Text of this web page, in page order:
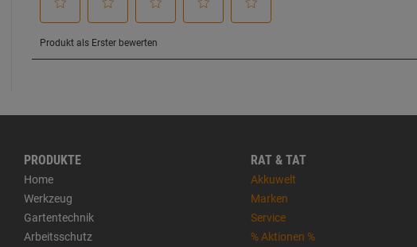
PRODUKTE
Home
Werkzeug
Gartentechnik
Arbeitsschutz
RAT & TAT
Akkuwelt
Marken
Service
% Aktionen %